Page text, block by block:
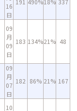
16
日
191 490%18% 337
09
月
09
日
183 134%21% 48
09
月
07
日
182 86% 21% 167
10